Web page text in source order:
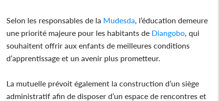
Selon les responsables de la Mudesda , l’éducation demeure
une priorité majeure pour les habitants de Diangobo , qui
souhaitent offrir aux enfants de meilleures conditions
d’apprentissage et un avenir plus prometteur.
La mutuelle prévoit également la construction d’un siège
administratif afin de disposer d’un espace de rencontres et